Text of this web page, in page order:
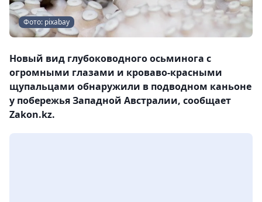
Фото: pixabay
Новый вид глубоководного осьминога с
огромными глазами и кроваво-красными
щупальцами обнаружили в подводном каньоне
у побережья Западной Австралии, сообщает
Zakon.kz.